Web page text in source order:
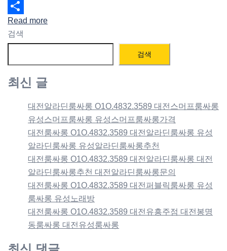
Email
Share
Read more
검색
검색
최신 글
대전알라딘룸싸롱 O1O.4832.3589 대전스머프룸싸롱
유성스머프룸싸롱 유성스머프룸싸롱가격
대전룸싸롱 O1O.4832.3589 대전알라딘룸싸롱 유성
알라딘룸싸롱 유성알라딘룸싸롱추천
대전룸싸롱 O1O.4832.3589 대전알라딘룸싸롱 대전
알라딘룸싸롱추천 대전알라딘룸싸롱문의
대전룸싸롱 O1O.4832.3589 대전퍼블릭룸싸롱 유성
룸싸롱 유성노래방
대전룸싸롱 O1O.4832.3589 대전유흥주점 대전봉명
동룸싸롱 대전유성룸싸롱